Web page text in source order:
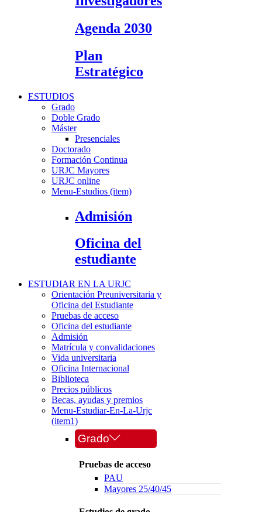
Agenda 2030
Plan
Estratégico
ESTUDIOS
Grado
Doble Grado
Máster
Presenciales
Doctorado
Formación Continua
URJC Mayores
URJC online
Menu-Estudios (item)
Admisión
Oficina del
estudiante
ESTUDIAR EN LA URJC
Orientación Preuniversitaria y
Oficina del Estudiante
Pruebas de acceso
Oficina del estudiante
Admisión
Matrícula y convalidaciones
Vida universitaria
Oficina Internacional
Biblioteca
Precios públicos
Becas, ayudas y premios
Menu-Estudiar-En-La-Urjc
(item1)
Grado
Pruebas de acceso
PAU
Mayores 25/40/45